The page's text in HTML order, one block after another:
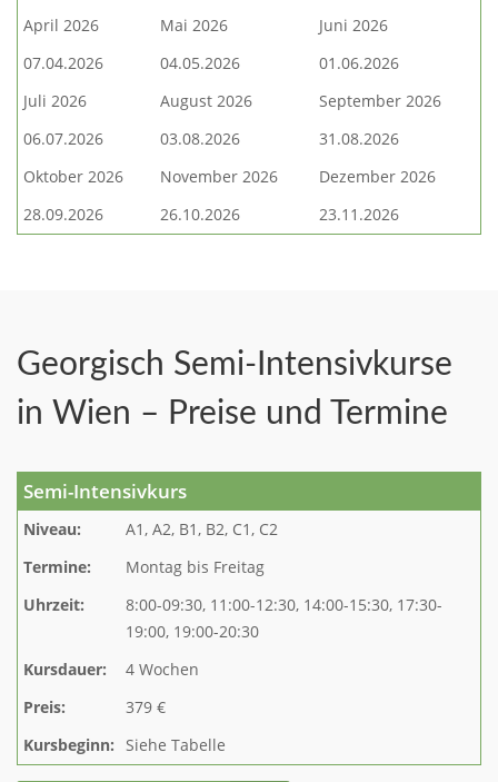
April 2026
Mai 2026
Juni 2026
07.04.2026
04.05.2026
01.06.2026
Juli 2026
August 2026
September 2026
06.07.2026
03.08.2026
31.08.2026
Oktober 2026
November 2026
Dezember 2026
28.09.2026
26.10.2026 23.11.2026
Georgisch Semi-Intensivkurse
in Wien – Preise und Termine
Semi-Intensivkurs
Niveau:
A1, A2, B1, B2, C1, C2
Termine:
Montag bis Freitag
Uhrzeit:
8:00-09:30, 11:00-12:30, 14:00-15:30, 17:30-
19:00, 19:00-20:30
Kursdauer:
4 Wochen
Preis:
379 €
Kursbeginn: Siehe Tabelle